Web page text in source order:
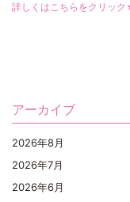
詳しくはこちらをクリッ
アーカイブ
2026年8月
2026年7月
2026年6月